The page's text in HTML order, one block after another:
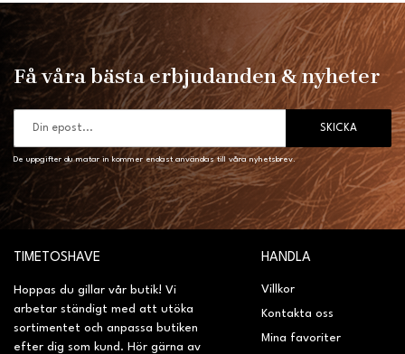
Få våra bästa erbjudanden & nyheter
SKICKA
De uppgifter du matar in kommer endast användas till våra nyhetsbrev.
TIMETOSHAVE
Hoppas du gillar vår butik! Vi
arbetar ständigt med att utöka
sortimentet och anpassa butiken
efter dig som kund. Hör gärna av
HANDLA
Villkor
Kontakta oss
Mina favoriter